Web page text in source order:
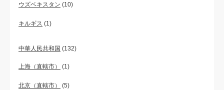
ウズベキスタン (10)
キルギス (1)
中華人民共和国 (132)
上海（直轄市） (1)
北京（直轄市） (5)